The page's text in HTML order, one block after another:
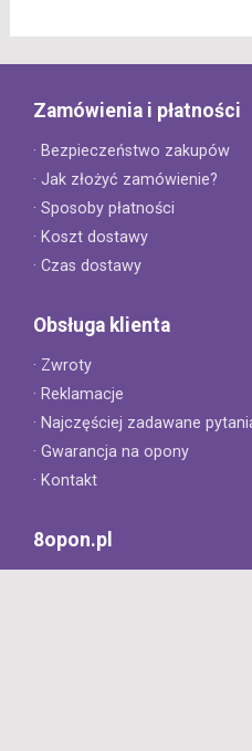
Zamówienia i płatności
· Bezpieczeństwo zakupów
· Jak złożyć zamówienie?
· Sposoby płatności
· Koszt dostawy
· Czas dostawy
Obsługa klienta
· Zwroty
· Reklamacje
· Najczęściej zadawane
· Gwarancja na opony
· Kontakt
8opon.pl